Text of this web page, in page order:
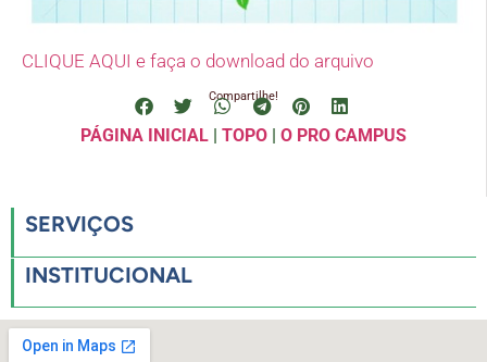
CLIQUE AQUI e faça o download do arquivo
Compartilhe!
PÁGINA INICIAL| TOPO| O PRO CAMPUS
SERVIÇOS
INSTITUCIONAL